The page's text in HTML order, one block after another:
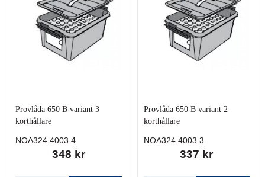
Provlåda 650 B variant 3
korthållare
NOA324.4003.4
348 kr
Provlåda 650 B variant 2
korthållare
NOA324.4003.3
337 kr